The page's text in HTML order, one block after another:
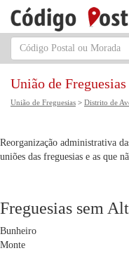
União de
União de Freguesias > Distrito de
Reorganização administrativa
uniões das freguesias e as que
Freguesias sem
Bunheiro
Monte